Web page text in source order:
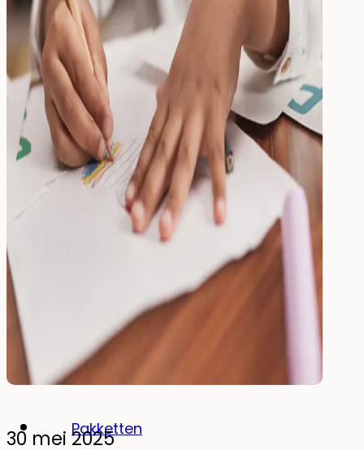
Drinken
Eten & Drinken
Broodtrommel
Drinkfles
Kinderfles
Onderdelen
Kinderkamer
Voor de kinderkamer
Muurstickers
Pakketten
30 mei 2025